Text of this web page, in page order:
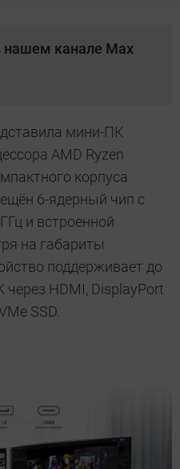
нашем канале Max
мини-ПК
AMD Ryzen
корпуса
6-ядерный чип с
и встроенной
на габариты
поддерживает до
через HDMI, DisplayPort
SSD.